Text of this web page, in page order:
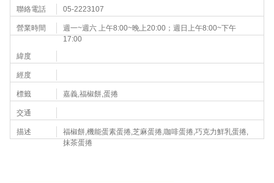
聯絡電話 05-2223107
營業時間
週一~週六 上午8:00~晚上20:00；週日上午8:00~下午
17:00
緯度
經度
標籤 嘉義,福椒餅,蛋捲
交通
描述
福椒餅,機能蛋素蛋捲,芝麻蛋捲,咖啡蛋捲,巧克力鮮乳蛋捲,
抹茶蛋捲